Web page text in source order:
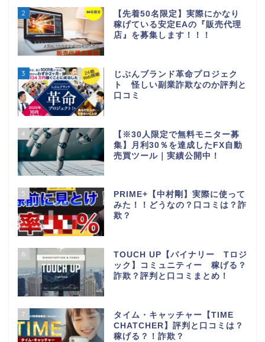
2
【先着50名限定】実際にかなり
稼げている安定EAの『販売代理
店』を募集します！！！
3
じぶんブランド革命プロジェク
ト 怪しい副業詐欺なのか評判と
口コミ
4
【※30人限定で無料モニター募
集】月利30％を達成したFX自動
売買ツール｜実績公開中！
5
PRIME+【中村剛】実際に使って
みた！！どうなの？口コミは？詐
欺？
6
TOUCH UP【バイナリー Tロジ
ック】コミュニティー 稼げる？
詐欺？評判と口コミまとめ！
7
タイム・キャッチャー【TIME
CHATCHER】評判と口コミは？
稼げる？！詐欺？